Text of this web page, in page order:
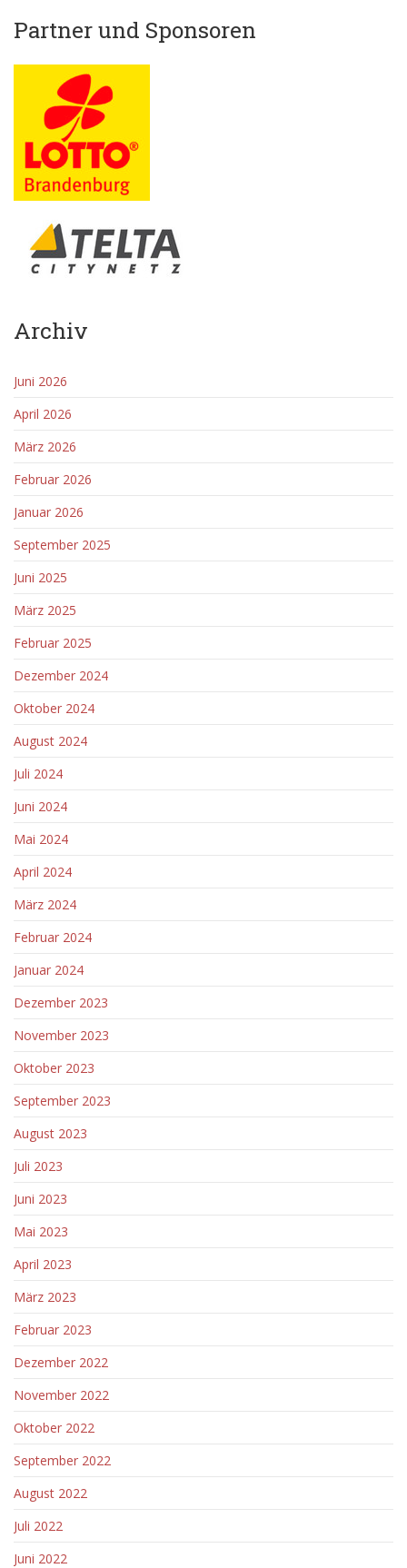
Partner und Sponsoren
Archiv
Juni 2026
April 2026
März 2026
Februar 2026
Januar 2026
September 2025
Juni 2025
März 2025
Februar 2025
Dezember 2024
Oktober 2024
August 2024
Juli 2024
Juni 2024
Mai 2024
April 2024
März 2024
Februar 2024
Januar 2024
Dezember 2023
November 2023
Oktober 2023
September 2023
August 2023
Juli 2023
Juni 2023
Mai 2023
April 2023
März 2023
Februar 2023
Dezember 2022
November 2022
Oktober 2022
September 2022
August 2022
Juli 2022
Juni 2022